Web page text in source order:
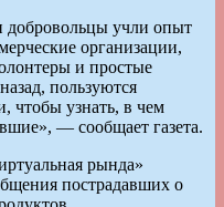
добровольцы учли опыт
организации,
и простые
пользуются
чтобы узнать, в чем
— сообщает газета.
рында»
пострадавших о